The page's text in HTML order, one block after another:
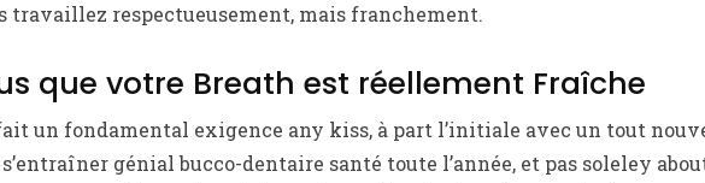
travaillez respectueusement, mais franchement.
que votre Breath est réellement Fraîche
un fondamental exigence any kiss, à part l’initiale avec un tout
génial bucco-dentaire santé toute l’année, et pas soleley